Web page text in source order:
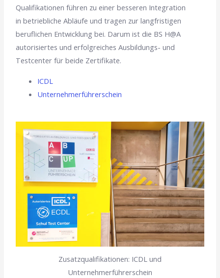
Qualifikationen führen zu einer besseren Integration
in betriebliche Abläufe und tragen zur langfristigen
beruflichen Entwicklung bei. Darum ist die BS H@A
autorisiertes und erfolgreiches Ausbildungs- und
Testcenter für beide Zertifikate.
ICDL
Unternehmerführerschein
Zusatzqualifikationen: ICDL und
Unternehmerführerschein